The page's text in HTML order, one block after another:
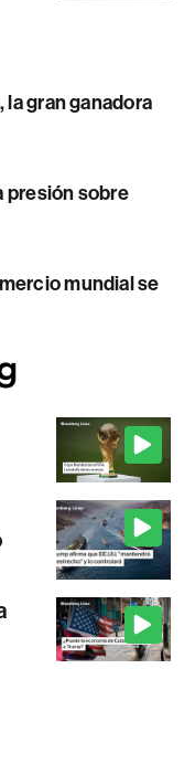
gran ganadora
presión sobre
mundial se